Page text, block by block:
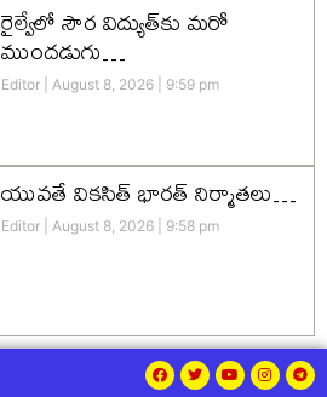
రైల్వేలో సౌర విద్యుత్‌కు మరో
ముందడుగు…
Editor August 8, 2026 9:59 pm
యువతే వికసిత్‌ భారత్‌ నిర్మాతలు…
Editor August 8, 2026 9:58 pm